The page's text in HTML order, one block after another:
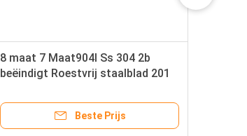
8 maat 7 Maat904l Ss 304 2b
beëindigt Roestvrij staalblad 201
Beste Prijs